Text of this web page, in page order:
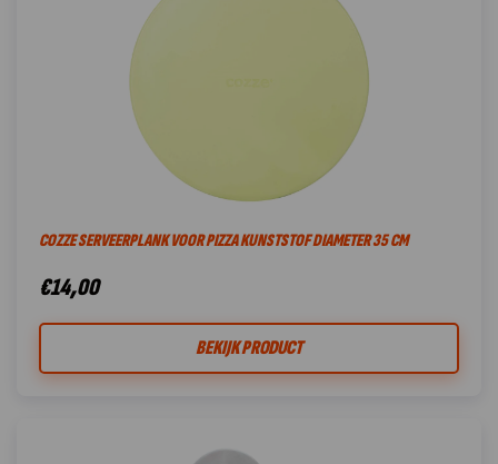
COZZE SERVEERPLANK VOOR PIZZA KUNSTSTOF DIAMETER 35 CM
€14,00
BEKIJK PRODUCT